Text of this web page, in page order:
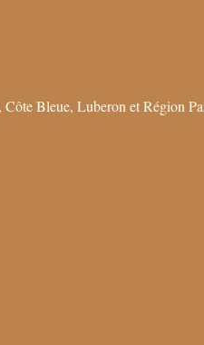
Bleue, Luberon et Région